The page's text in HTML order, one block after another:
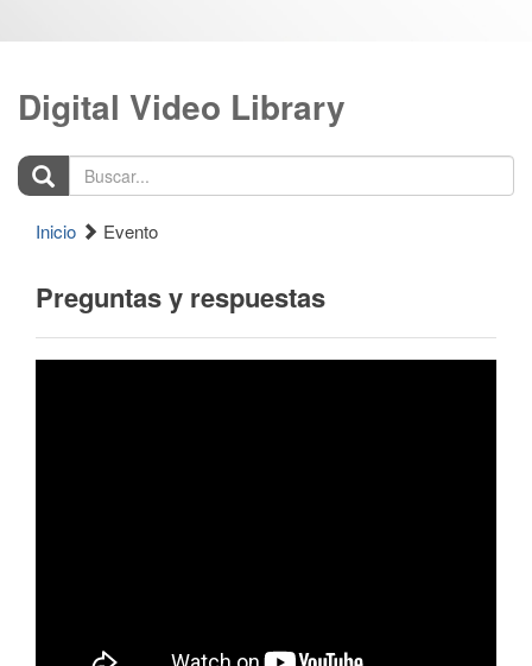
Digital Video Library
Buscar...
Inicio Evento
Preguntas y respuestas